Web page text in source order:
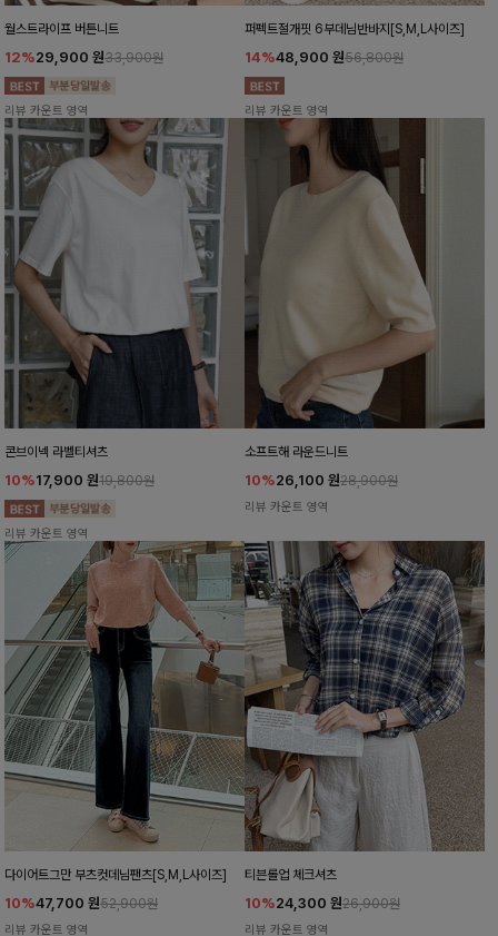
월스트라이프 버튼니트
12%29,900 원33,900원
리뷰 카운트 영역
퍼펙트절개핏 6부데님반바지[S,M,L사이즈]
14%48,900 원56,800원
리뷰 카운트 영역
콘브이넥 라벨티셔츠
10%17,900 원19,800원
리뷰 카운트 영역
소프트해 라운드니트
10%26,100 원28,900원
리뷰 카운트 영역
다이어트그만 부츠컷데님팬츠[S,M,L사이즈]
10%47,700 원52,900원
리뷰 카운트 영역
티븐롤업 체크셔츠
10%24,300 원26,900원
리뷰 카운트 영역